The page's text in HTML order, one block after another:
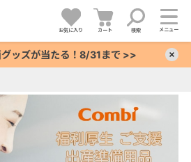
お気に入り カート 検索 メニュー
ッズが当たる！8/31まで >>